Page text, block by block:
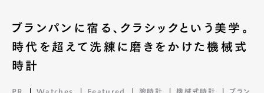
ブランパンに宿る、クラシックという美学。
時代を超えて洗練に磨きをかけた機械式
時計
PR Watches Featured 腕時計 機械式時計
ブラン